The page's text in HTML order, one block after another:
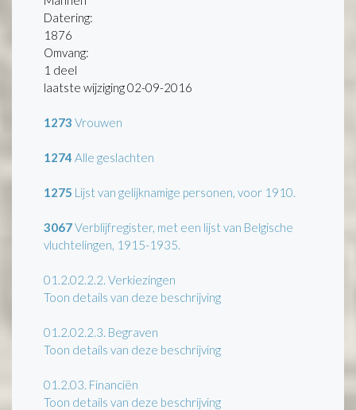
Datering:
1876
Omvang:
1 deel
laatste wijziging 02-09-2016
1273 Vrouwen
1274 Alle geslachten
1275 Lijst van gelijknamige personen, voor 1910.
3067Verblijfregister, met een lijst van Belgische
vluchtelingen, 1915-1935.
01.2.02.2.2. Verkiezingen
Toon details van deze beschrijving
01.2.02.2.3. Begraven
Toon details van deze beschrijving
01.2.03. Financiën
Toon details van deze beschrijving